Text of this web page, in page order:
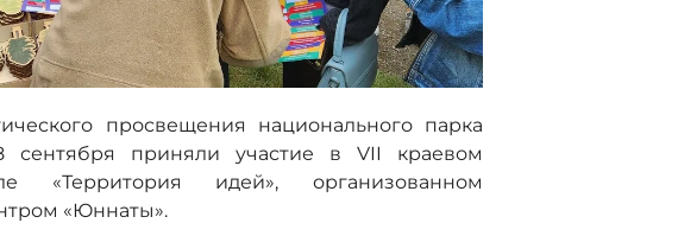
просвещения национального парка
сентября приняли участие в VII краевом
«Территория идей», организованном
«Юннаты».